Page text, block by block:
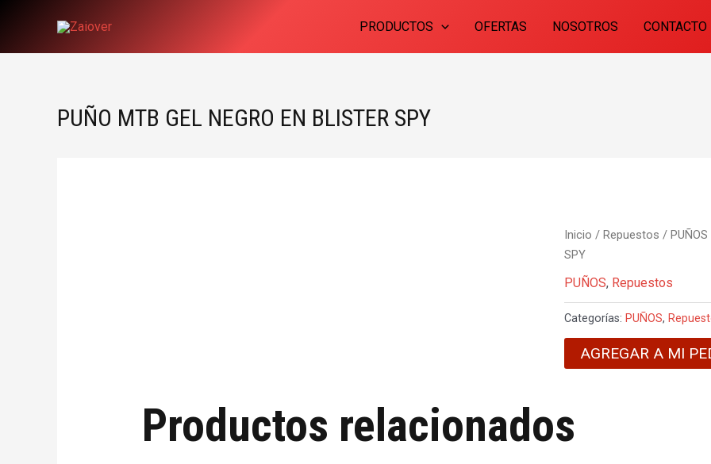
PRODUCTOS OFERTAS NOSOTROS CONTACTO
PUÑO MTB GEL NEGRO EN BLISTER SPY
Inicio / Repuestos / PUÑOS
SPY
PUÑOS, Repuestos
Categorías: PUÑOS,
AGREGAR A MI
Productos relacionados